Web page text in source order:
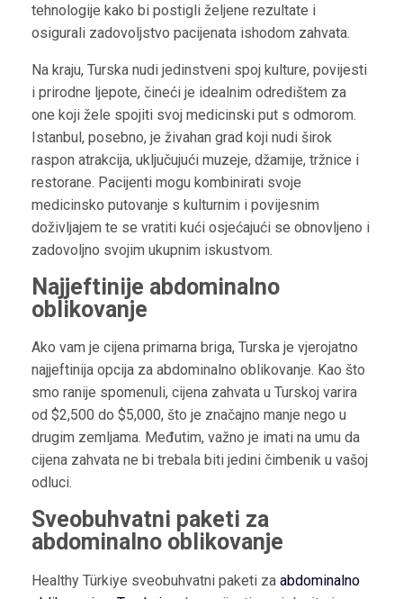
tehnologije kako bi postigli željene rezultate i
osigurali zadovoljstvo pacijenata ishodom zahvata.
Na kraju, Turska nudi jedinstveni spoj kulture, povijesti
i prirodne ljepote, čineći je idealnim odredištem za
one koji žele spojiti svoj medicinski put s odmorom.
Istanbul, posebno, je živahan grad koji nudi širok
raspon atrakcija, uključujući muzeje, džamije, tržnice i
restorane. Pacijenti mogu kombinirati svoje
medicinsko putovanje s kulturnim i povijesnim
doživljajem te se vratiti kući osjećajući se obnovljeno i
zadovoljno svojim ukupnim iskustvom.
Najjeftinije abdominalno
oblikovanje
Ako vam je cijena primarna briga, Turska je vjerojatno
najjeftinija opcija za abdominalno oblikovanje. Kao što
smo ranije spomenuli, cijena zahvata u Turskoj varira
od $2,500 do $5,000, što je značajno manje nego u
drugim zemljama. Međutim, važno je imati na umu da
cijena zahvata ne bi trebala biti jedini čimbenik u vašoj
odluci.
Sveobuhvatni paketi za
abdominalno oblikovanje
Healthy Türkiye sveobuhvatni paketi za abdominalno